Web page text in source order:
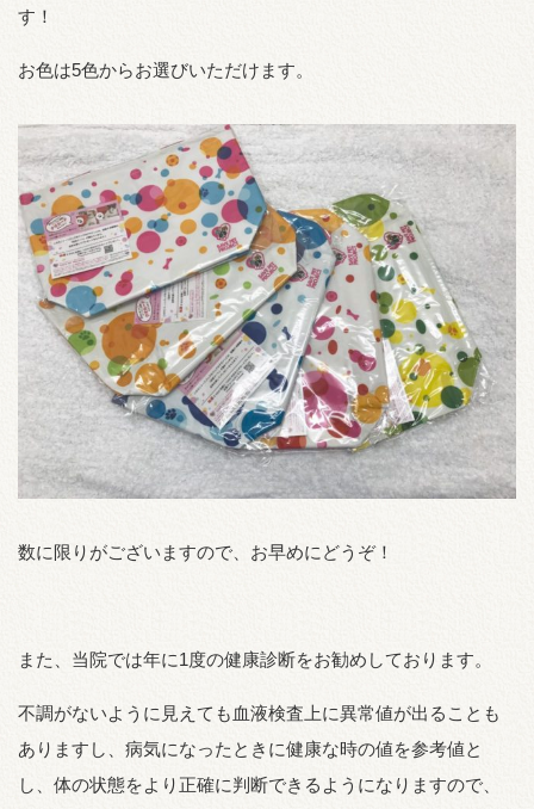
す！
お色は5色からお選びいただけます。
数に限りがございますので、お早めにどうぞ！
また、当院では年に1度の健康診断をお勧めしております。
不調がないように見えても血液検査上に異常値が出ることも
ありますし、病気になったときに健康な時の値を参考値と
し、体の状態をより正確に判断できるようになりますので、